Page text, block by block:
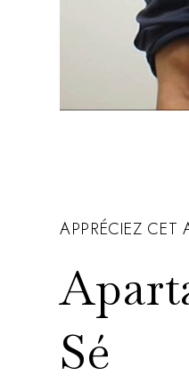
APPRÉCIEZ CET
Sé